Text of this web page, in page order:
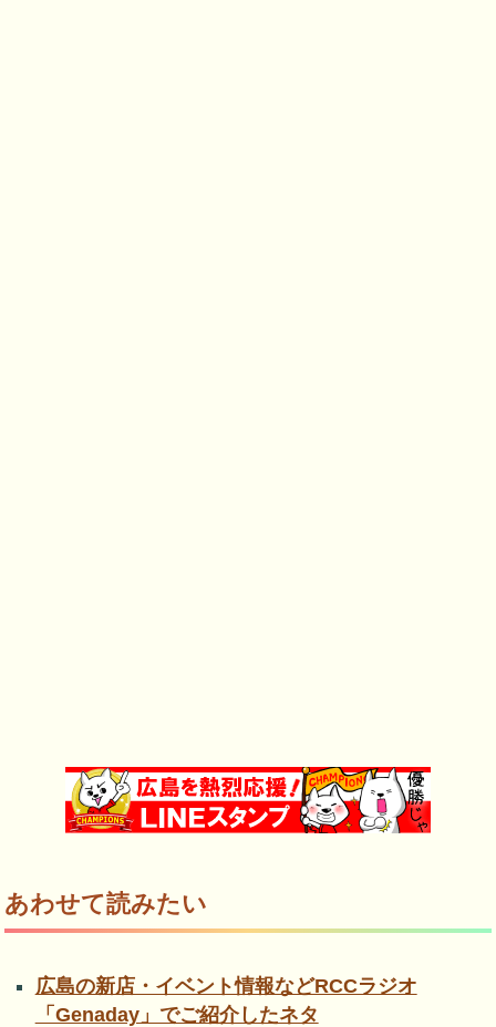
あわせて読みたい
広島の新店・イベント情報などRCCラジオ
「Genaday」でご紹介したネタ